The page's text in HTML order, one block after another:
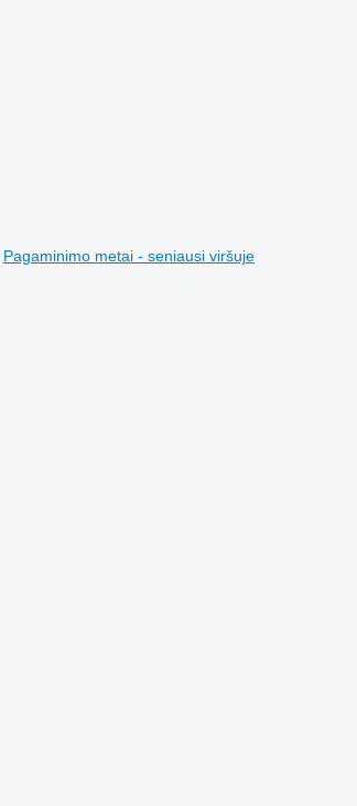
Pagaminimo metai - seniausi viršuje